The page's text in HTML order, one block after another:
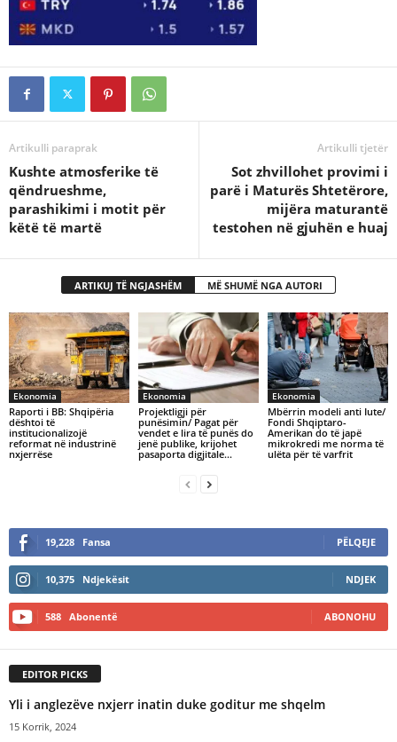
Artikulli paraprak
Kushte atmosferike të
qëndrueshme,
parashikimi i motit për
këtë të martë
Artikulli tjetër
Sot zhvillohet provimi i
parë i Maturës Shtetërore,
mijëra maturantë
testohen në gjuhën e huaj
ARTIKUJ TË NGJASHËM MË SHUMË NGA AUTORI
Ekonomia
Raporti i BB: Shqipëria
dështoi të
institucionalizojë
reformat në industrinë
nxjerrëse
Ekonomia
Projektligji për
punësimin/ Pagat për
vendet e lira të punës do
jenë publike, krijohet
pasaporta digjitale…
Ekonomia
Mbërrin modeli anti Iute/
Fondi Shqiptaro-
Amerikan do të japë
mikrokredi me norma të
ulëta për të varfrit
19,228 Fansa PËLQEJE
10,375 Ndjekësit NDJEK
588 Abonentë ABONOHU
EDITOR PICKS
Yli i anglezëve nxjerr inatin duke goditur me shqelm
15 Korrik, 2024